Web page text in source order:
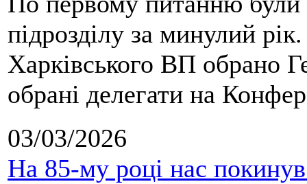
підрозділу за минулий
Харківського ВП обрано
обрані делегати на
03/03/2026
На 85-му році нас